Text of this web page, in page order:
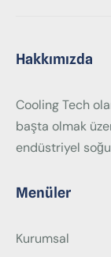
Hakkımızda
Cooling Tech
başta olmak
endüstriyel
Menüler
Kurumsal